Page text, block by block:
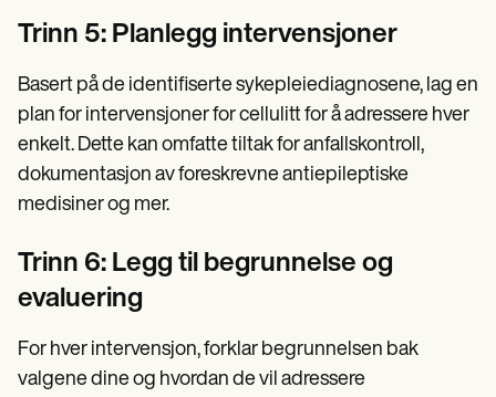
Trinn 5: Planlegg intervensjoner
Basert på de identifiserte sykepleiediagnosene, lag en
plan for intervensjoner for cellulitt for å adressere hver
enkelt. Dette kan omfatte tiltak for anfallskontroll,
dokumentasjon av foreskrevne antiepileptiske
medisiner og mer.
Trinn 6: Legg til begrunnelse og
evaluering
For hver intervensjon, forklar begrunnelsen bak
valgene dine og hvordan de vil adressere